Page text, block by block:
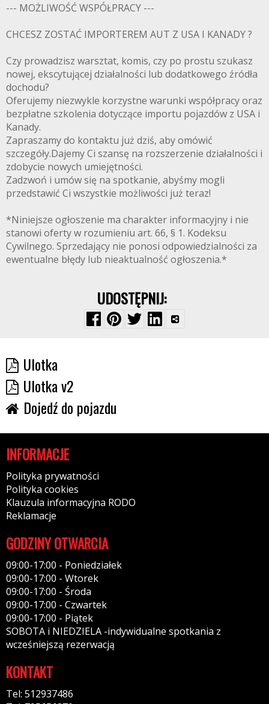
--- MOŻLIWOŚĆ WSPÓŁPRACY ---
CHCESZ ZOSTAĆ IMPORTEREM AUT Z USA I KANADY ?
Czy prowadzisz warsztat, komis, czy po prostu szukasz
nowej, ekscytującej działalności lub dodatkowego źródła
dochodu?
Oferujemy niezwykle korzystne warunki współpracy oraz
bezpłatne szkolenia dotyczące importu pojazdów z USA i
Kanady.
Zapraszamy do kontaktu już dziś, aby omówić
szczegóły.Dajemy Ci szansę na rozszerzenie działalności i
zdobycie nowych umiejętności.
Zadzwoń i umów się na spotkanie, abyśmy mogli
przedstawić Ci wszystkie możliwości już teraz!
*Niniejsze ogłoszenie ma charakter informacyjny i nie
stanowi oferty w rozumieniu art. 66, § 1. Kodeksu
Cywilnego. Sprzedający nie ponosi odpowiedzialności za
ewentualne błędy lub nieaktualność ogłoszenia.*
UDOSTĘPNIJ:
Ulotka
Ulotka v2
Dojedź do pojazdu
INFORMACJE
Polityka prywatności
Polityka cookies
Klauzula informacyjna RODO
Reklamacje
GODZINY OTWARCIA
09:00-17:00 - Poniedziałek
09:00-17:00 - Wtorek
09:00-17:00 - Środa
09:00-17:00 - Czwartek
09:00-17:00 - Piątek
SOBOTA i NIEDZIELA -indywidualne spotkania z
wcześniejszą rezerwacją
KONTAKT
Tel: 512937486